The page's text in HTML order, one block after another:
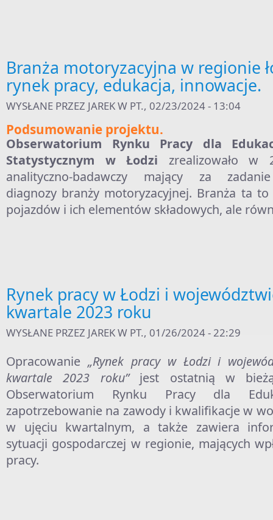
Branża motoryzacyjna w regionie
rynek pracy, edukacja, innowacje.
WYSŁANE PRZEZ JAREKW PT., 02/23/2024 - 13:04
Podsumowanie projektu.
Obserwatorium Rynku Pracy dla
Statystycznym w Łodzi zrealizowało w
analityczno-badawczy mający za
diagnozy branży motoryzacyjnej. Branża ta
pojazdów i ich elementów składowych, ale
Rynek pracy w Łodzi i
kwartale 2023 roku
WYSŁANE PRZEZ JAREKW PT., 01/26/2024 - 22:29
Opracowanie „Rynek pracy w Łodzi i
kwartale 2023 roku” jest ostatnią w
Obserwatorium Rynku Pracy dla
zapotrzebowanie na zawody i kwalifikacje w
w ujęciu kwartalnym, a także zawiera
sytuacji gospodarczej w regionie, mających
pracy.